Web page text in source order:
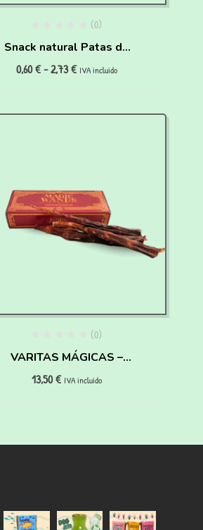
(0)
Snack natural Patas de
Pollo para perros y gatos
0,60€-2,73€ IVA incluido
(0)
VARITAS MÁGICAS –
HAIRY PAWTTER
13,50€ IVA incluido